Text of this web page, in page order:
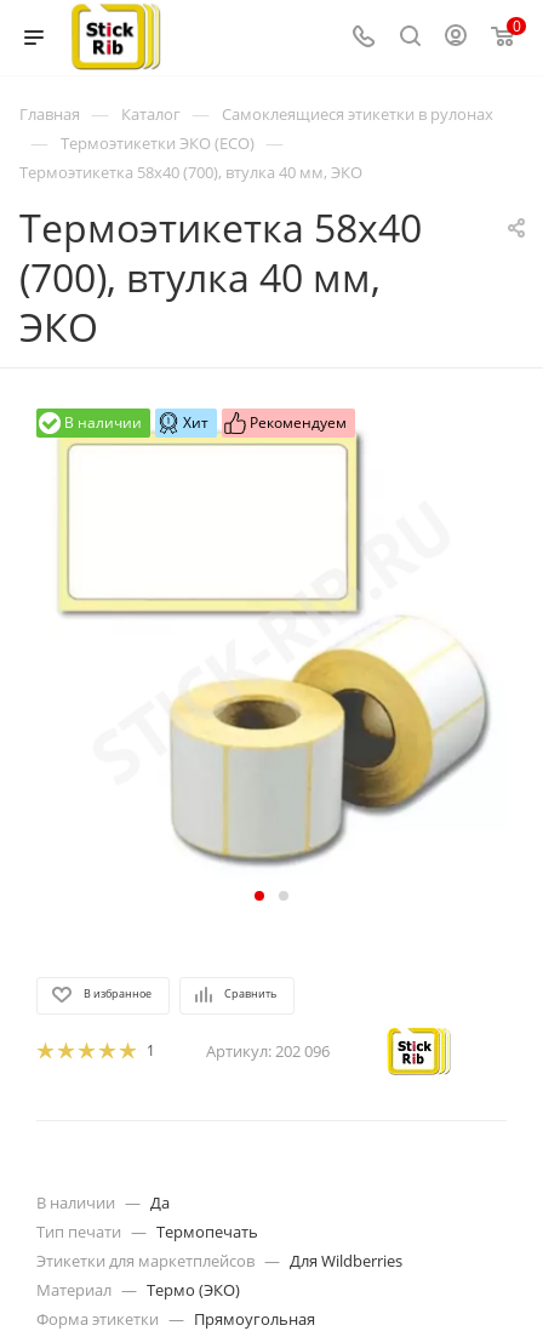
0
Главная — Каталог — Самоклеящиеся этикетки в рулонах
— Термоэтикетки ЭКО (ECO) —
Термоэтикетка 58x40 (700), втулка 40 мм, ЭКО
Термоэтикетка 58x40
(700), втулка 40 мм,
ЭКО
В наличии Хит Рекомендуем
В избранное Сравнить
1 Артикул:202 096
В наличии — Да
Тип печати — Термопечать
Этикетки для маркетплейсов — Для Wildberries
Материал — Термо (ЭКО)
Форма этикетки — Прямоугольная